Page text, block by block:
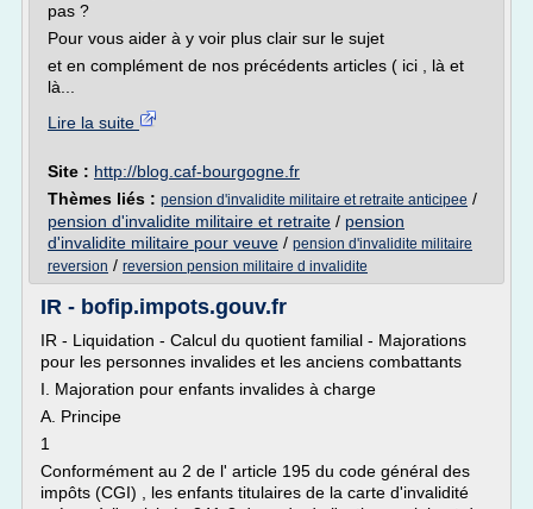
pas ?
Pour vous aider à y voir plus clair sur le sujet
et en complément de nos précédents articles ( ici , là et
là...
Lire la suite
Site : http://blog.caf-bourgogne.fr
Thèmes liés : pension d'invalidite militaire et retraite anticipee /
pension d'invalidite militaire et retraite / pension
d'invalidite militaire pour veuve / pension d'invalidite militaire
reversion / reversion pension militaire d invalidite
IR - bofip.impots.gouv.fr
IR - Liquidation - Calcul du quotient familial - Majorations
pour les personnes invalides et les anciens combattants
I. Majoration pour enfants invalides à charge
A. Principe
1
Conformément au 2 de l' article 195 du code général des
impôts (CGI) , les enfants titulaires de la carte d'invalidité